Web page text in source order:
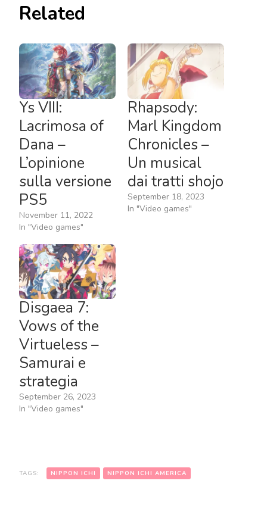
Related
Ys VIII:
Lacrimosa of
Dana –
L’opinione
sulla versione
PS5
November 11, 2022
In "Video games"
Rhapsody:
Marl Kingdom
Chronicles –
Un musical
dai tratti shojo
September 18, 2023
In "Video games"
Disgaea 7:
Vows of the
Virtueless –
Samurai e
strategia
September 26, 2023
In "Video games"
TAGS: NIPPON ICHI NIPPON ICHI AMERICA